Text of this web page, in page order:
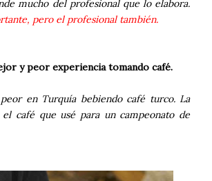
mucho del profesional que lo elabora.
pero el profesional también.
y peor experiencia tomando café.
en Turquía bebiendo café turco. La
café que usé para un campeonato de